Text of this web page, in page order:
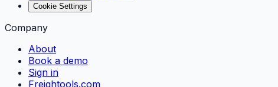
Cookie Settings
Company
About
Book a demo
Sign in
Freightools.com